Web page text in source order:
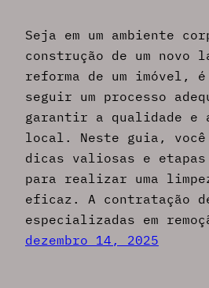
Seja em um ambiente
construção de um novo
reforma de um imóvel,
seguir um processo
garantir a qualidade e
local. Neste guia, você
dicas valiosas e etapas
para realizar uma
eficaz. A contratação
especializadas em
dezembro 14, 2025